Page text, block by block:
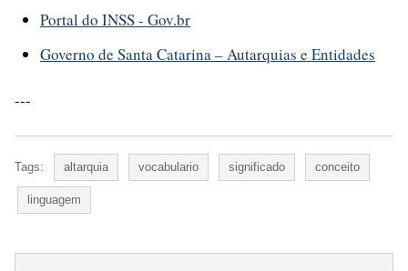
Portal do INSS - Gov.br
Governo de Santa Catarina – Autarquias e Entidades
---
Tags: altarquia vocabulario significado conceito
linguagem